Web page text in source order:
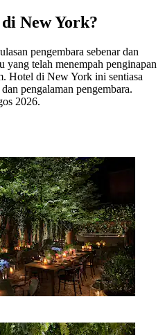
New York?
pengembara sebenar dan
yang telah menempah penginapan
Hotel di New York ini sentiasa
pengalaman pengembara.
2026.